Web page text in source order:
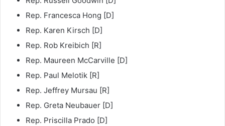
Rep. Francesca Hong [D]
Rep. Karen Kirsch [D]
Rep. Rob Kreibich [R]
Rep. Maureen McCarville [D]
Rep. Paul Melotik [R]
Rep. Jeffrey Mursau [R]
Rep. Greta Neubauer [D]
Rep. Priscilla Prado [D]